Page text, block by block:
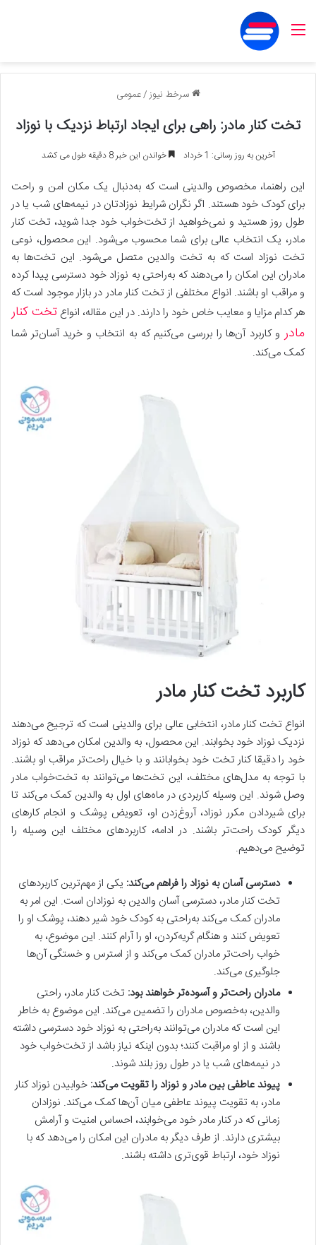
منو
سرخط نیوز/عمومی
تخت کنار مادر: راهی برای ایجاد ارتباط نزدیک با نوزاد
آخرین به روز رسانی: 1 خرداد خواندن این خبر 8 دقیقه طول می کشد
این راهنما، مخصوص والدینی است که به‌دنبال یک مکان امن و راحت
برای کودک خود هستند. اگر نگران شرایط نوزادتان در نیمه‌های شب یا در
طول روز هستید و نمی‌خواهید از تخت‌خواب خود جدا شوید، تخت کنار
مادر، یک انتخاب عالی برای شما محسوب می‌شود. این محصول، نوعی
تخت نوزاد است که به تخت والدین متصل می‌شود. این تخت‌ها به
مادران این امکان را می‌دهند که به‌راحتی به نوزاد خود دسترسی پیدا کرده
و مراقب او باشند. انواع مختلفی از تخت کنار مادر در بازار موجود است که
هر کدام مزایا و معایب خاص خود را دارند. در این مقاله، انواع تخت کنار
مادر و کاربرد آن‌ها را بررسی می‌کنیم که به انتخاب و خرید آسان‌تر شما
کمک می‌کند.
کاربرد تخت کنار مادر
انواع تخت کنار مادر، انتخابی عالی برای والدینی است که ترجیح می‌دهند
نزدیک نوزاد خود بخوابند. این محصول، به والدین امکان می‌دهد که نوزاد
خود را دقیقا کنار تخت خود بخوابانند و با خیال راحت‌تر‌ مراقب او باشند.
با توجه به مدل‌های مختلف، این تخت‌ها می‌توانند به تخت‌خواب مادر
وصل شوند. این وسیله کاربردی در ماه‌های اول به والدین کمک می‌کند تا
برای شیردادن مکرر نوزاد، آروغ‌زدن او، تعویض پوشک و انجام کارهای
دیگر کودک راحت‌تر باشند. در ادامه، کاربردهای مختلف این وسیله را
توضیح می‌دهیم.
دسترسی آسان به نوزاد را فراهم می‌کند: یکی از مهم‌ترین کاربردهای
تخت کنار مادر، دسترسی آسان والدین به نوزادان است. این امر به
مادران کمک می‌کند به‌راحتی به کودک خود شیر دهند، پوشک او را
تعویض کنند و هنگام گریه‌کردن، او را آرام کنند. این موضوع، به
خواب راحت‌تر مادران کمک می‌کند و از استرس و خستگی آن‌ها
جلوگیری می‌کند.
مادران راحت‌تر و آسوده‌تر خواهند بود: تخت کنار مادر، راحتی
والدین، به‌خصوص مادران را تضمین می‌کند. این موضوع به خاطر
این است که مادران می‌توانند به‌راحتی به نوزاد خود دسترسی داشته
باشند و از او مراقبت کنند؛ بدون اینکه نیاز باشد از تخت‌خواب خود
در نیمه‌های شب یا در طول روز بلند شوند.
پیوند عاطفی بین مادر و نوزاد را تقویت می‌کند: خوابیدن نوزاد کنار
مادر، به تقویت پیوند عاطفی میان آن‌ها کمک می‌کند. نوزادان
زمانی که در کنار مادر خود می‌خوابند، احساس امنیت و آرامش
بیشتری دارند. از طرف دیگر به مادران این امکان را می‌دهد که با
نوزاد خود، ارتباط قوی‌تری داشته باشند.